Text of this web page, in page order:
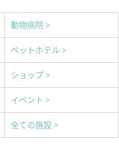
動物病院 >
ペットホテル >
ショップ >
イベント >
全ての施設 >